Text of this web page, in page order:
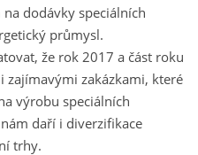
dodávky speciálních
průmysl.
že rok 2017 a část roku
zakázkami, které
výrobu speciálních
daří i diverzifikace
trhy.